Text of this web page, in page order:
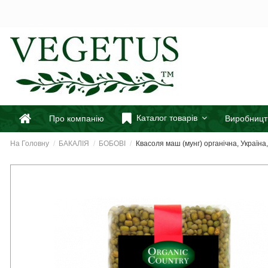
Про компанію Каталог товарів
На Головну БАКАЛІЯ БОБОВІ Квасоля маш (мунг) органічна,